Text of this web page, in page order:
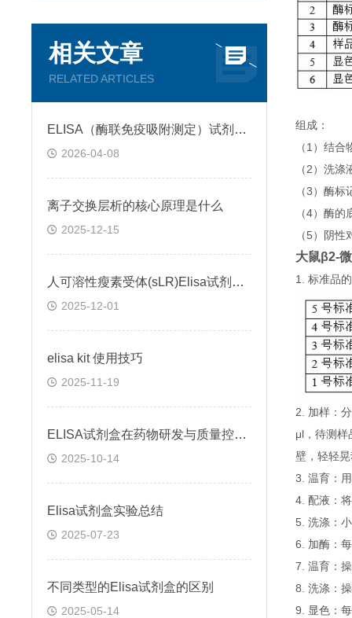
相关文章
RELATED ARTICLES
ELISA（酶联免疫吸附测定）试剂盒原理类型检测方法
2026-04-08
离子交换层析的核心原理是什么
2025-12-15
人可溶性瘦素受体(sLR)Elisa试剂盒可溶性受体的作用
2025-12-01
elisa kit 使用技巧
2025-11-19
ELISA试剂盒在药物研发与质量控制中的应用实践
2025-10-14
Elisa试剂盒实验总结
2025-07-23
不同类型的Elisa试剂盒的区别
2025-05-14
组成：
（1）结
（2）洗
（3）酶
（4）酶的
（5）阴
大鼠β2-
1. 标准品
2. 加样：
μl，待测样
壁，轻轻
3. 温育：
4. 配液：
5. 洗涤：
6. 加酶：
7. 温育：
8. 洗涤：
9. 显色：